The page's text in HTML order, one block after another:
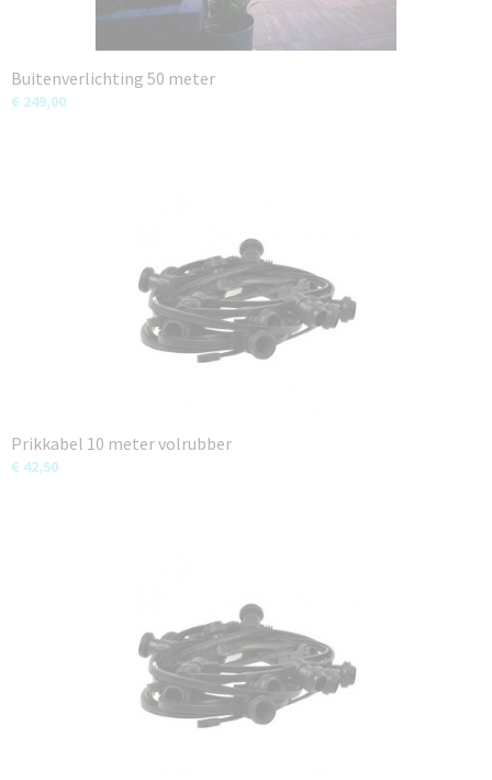
Buitenverlichting 50 meter
€ 249,00
Prikkabel 10 meter volrubber
€ 42,50